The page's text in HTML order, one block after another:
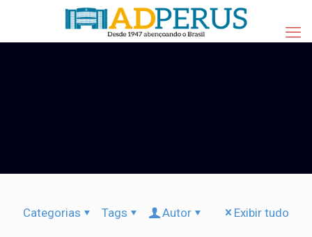
Categorias Tags Autor Exibir tudo